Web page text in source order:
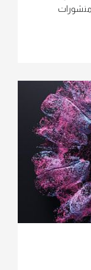
منشورات